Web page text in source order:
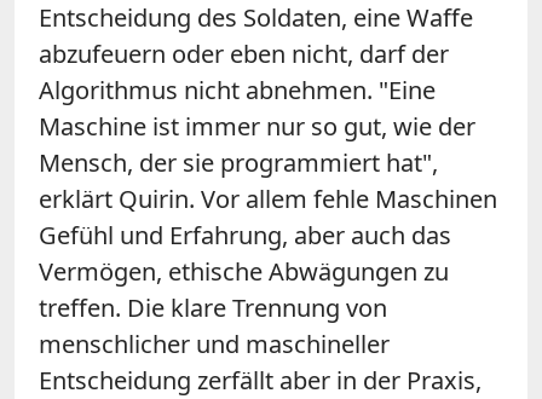
Entscheidung des Soldaten, eine Waffe
abzufeuern oder eben nicht, darf der
Algorithmus nicht abnehmen. "Eine
Maschine ist immer nur so gut, wie der
Mensch, der sie programmiert hat",
erklärt Quirin. Vor allem fehle Maschinen
Gefühl und Erfahrung, aber auch das
Vermögen, ethische Abwägungen zu
treffen. Die klare Trennung von
menschlicher und maschineller
Entscheidung zerfällt aber in der Praxis,